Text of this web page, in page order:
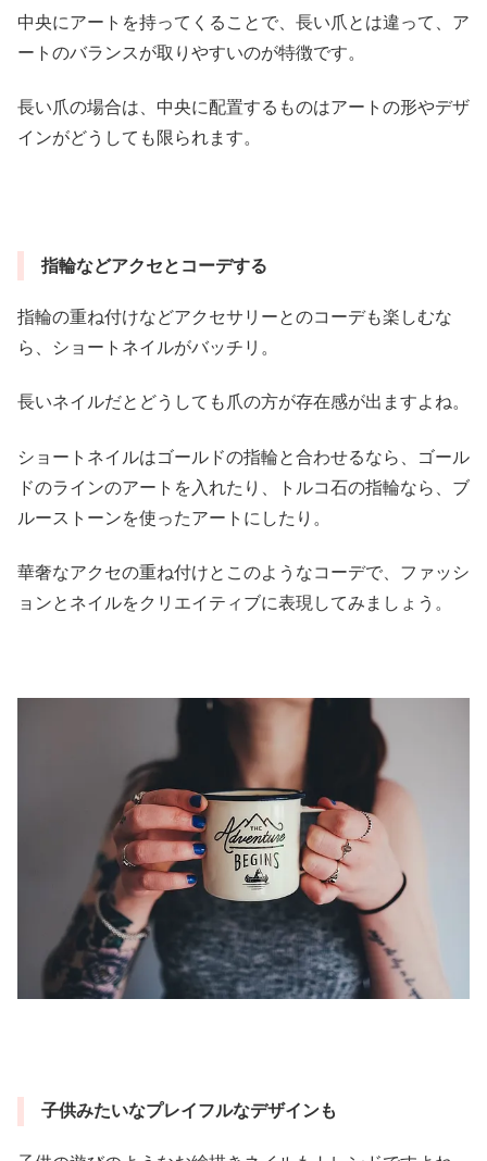
中央にアートを持ってくることで、長い爪とは違って、ア
ートのバランスが取りやすいのが特徴です。
長い爪の場合は、中央に配置するものはアートの形やデザ
インがどうしても限られます。
指輪などアクセとコーデする
指輪の重ね付けなどアクセサリーとのコーデも楽しむな
ら、ショートネイルがバッチリ。
長いネイルだとどうしても爪の方が存在感が出ますよね。
ショートネイルはゴールドの指輪と合わせるなら、ゴール
ドのラインのアートを入れたり、トルコ石の指輪なら、ブ
ルーストーンを使ったアートにしたり。
華奢なアクセの重ね付けとこのようなコーデで、ファッシ
ョンとネイルをクリエイティブに表現してみましょう。
子供みたいなプレイフルなデザインも